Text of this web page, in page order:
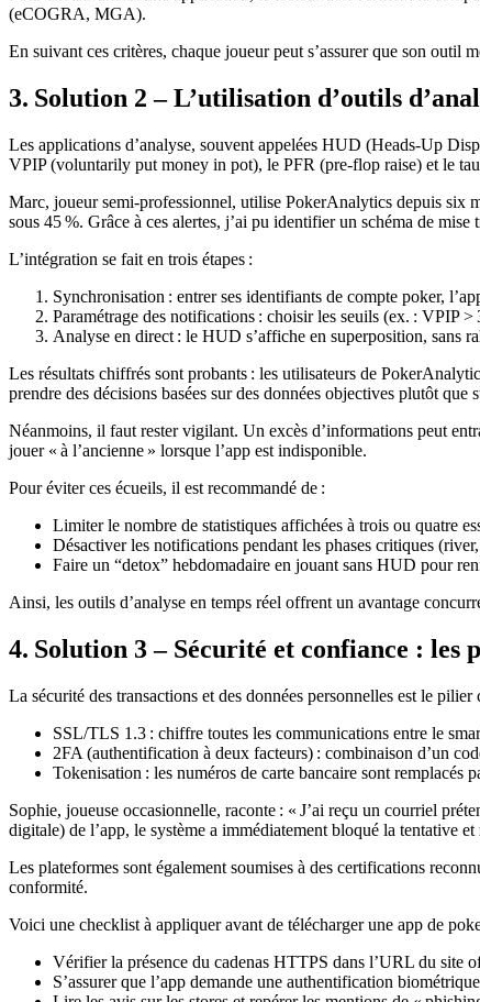
(eCOGRA, MGA).
En suivant ces critères, chaque joueur peut s’assurer que son outil
3. Solution 2 – L’utilisation d’outils
Les applications d’analyse, souvent appelées HUD (Heads‑Up
VPIP (voluntarily put money in pot), le PFR (pre‑flop raise) et le
Marc, joueur semi‑professionnel, utilise PokerAnalytics depuis six
sous 45 %. Grâce à ces alertes, j’ai pu identifier un schéma de
L’intégration se fait en trois étapes :
Synchronisation : entrer ses identifiants de compte poker,
Paramétrage des notifications : choisir les seuils (ex. : VPIP >
Analyse en direct : le HUD s’affiche en superposition, sans
Les résultats chiffrés sont probants : les utilisateurs de
prendre des décisions basées sur des données objectives plutôt que
Néanmoins, il faut rester vigilant. Un excès d’informations peut
jouer « à l’ancienne » lorsque l’app est indisponible.
Pour éviter ces écueils, il est recommandé de :
Limiter le nombre de statistiques affichées à trois ou quatre
Désactiver les notifications pendant les phases critiques
Faire un “detox” hebdomadaire en jouant sans HUD pour
Ainsi, les outils d’analyse en temps réel offrent un avantage
4. Solution 3 – Sécurité et confiance : les
La sécurité des transactions et des données personnelles est le
SSL/TLS 1.3 : chiffre toutes les communications entre le
2FA (authentification à deux facteurs) : combinaison d’un
Tokenisation : les numéros de carte bancaire sont remplacés
Sophie, joueuse occasionnelle, raconte : « J’ai reçu un courriel
digitale) de l’app, le système a immédiatement bloqué la tentative et
Les plateformes sont également soumises à des certifications
conformité.
Voici une checklist à appliquer avant de télécharger une app de
Vérifier la présence du cadenas HTTPS dans l’URL du site
S’assurer que l’app demande une authentification